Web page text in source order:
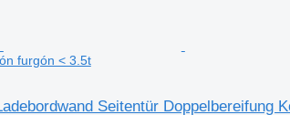
furgón < 3.5t
Seitentür Doppelbereifung